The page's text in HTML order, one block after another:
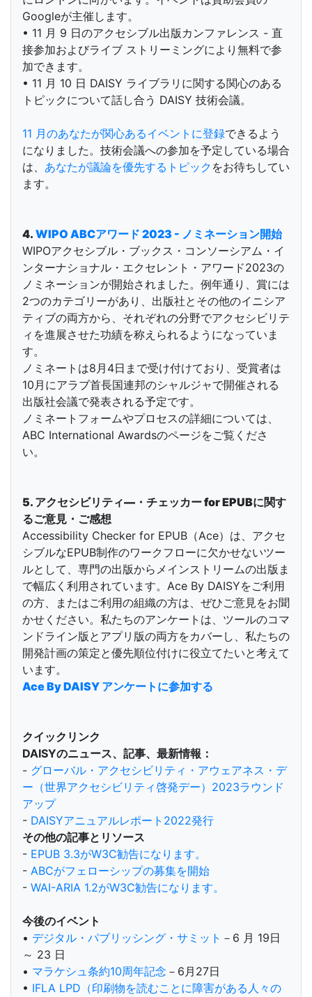
Googleが主催します。
• 11 月 9 日のアクセシブル出版カンファレンス - 直
接参加およびライブ ストリーミングにより無料で参
加できます。
• 11 月 10 日 DAISY ライブラリに関する関心のある
トピックについて話し合う DAISY 技術会議。
11 月のあなたが関心あるイベントに登録できるよう
になりました。技術会議への参加を予定している場合
は、 あなたが議論を優先するトピック をお待ちしてい
ます。
4. WIPO ABCアワード 2023 - ノミネーション開始
WIPOアクセシブル・ブックス・コンソーシアム・イ
ンターナショナル・エクセレント・アワード2023の
ノミネーションが開始されました。例年通り、賞には
2つのカテゴリーがあり、出版社とその他のイニシア
ティブの両方から、それぞれの分野でアクセシビリテ
ィを進展させた功績を称えられるようになっていま
す。
ノミネートは8月4日まで受け付けており、受賞者は
10月にアラブ首長国連邦のシャルジャで開催される
出版社会議で発表される予定です。
ノミネートフォームやプロセスの詳細については、
ABC International Awardsのページをご覧くださ
い。
5. アクセシビリティ―・チェッカー for EPUBに関す
るご意見・ご感想
Accessibility Checker for EPUB（Ace）は、アクセ
シブルなEPUB制作のワークフローに欠かせないツー
ルとして、専門の出版からメインストリームの出版ま
で幅広く利用されています。Ace By DAISYをご利用
の方、またはご利用の組織の方は、ぜひご意見をお聞
かせください。私たちのアンケートは、ツールのコマ
ンドライン版とアプリ版の両方をカバーし、私たちの
開発計画の策定と優先順位付けに役立てたいと考えて
います。
Ace By DAISY アンケートに参加する
クイックリンク
DAISYのニュース、記事、最新情報：
- グローバル・アクセシビリティ・アウェアネス・デ
ー（世界アクセシビリティ啓発デー）2023ラウンド
アップ
- DAISYアニュアルレポート2022発行
その他の記事とリソース
- EPUB 3.3がW3C勧告になります。
- ABCがフェローシップの募集を開始
- WAI-ARIA 1.2がW3C勧告になります。
今後のイベント
• デジタル・パブリッシング・サミット －6 月 19日
～ 23 日
• マラケシュ条約10周年記念 －6月27日
• IFLA LPD（印刷物を読むことに障害がある人々の